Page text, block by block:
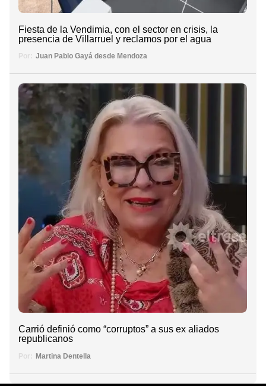
Fiesta de la Vendimia, con el sector en crisis, la
presencia de Villarruel y reclamos por el agua
Por: Juan Pablo Gayá desde Mendoza
Carrió definió como “corruptos” a sus ex aliados
republicanos
Por: Martina Dentella